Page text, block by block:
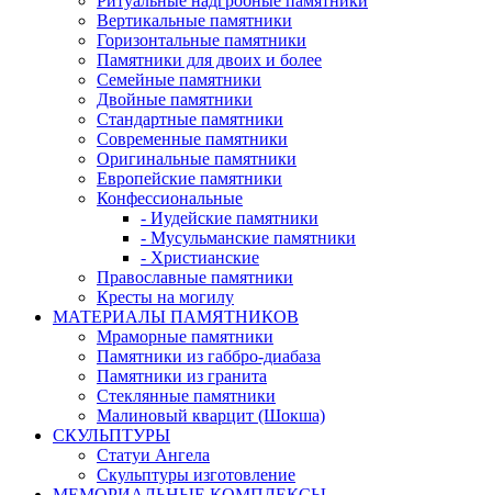
Вертикальные памятники
Горизонтальные памятники
Памятники для двоих и более
Семейные памятники
Двойные памятники
Стандартные памятники
Современные памятники
Оригинальные памятники
Европейские памятники
Конфессиональные
- Иудейские памятники
- Мусульманские памятники
- Христианские
Православные памятники
Кресты на могилу
МАТЕРИАЛЫ ПАМЯТНИКОВ
Мраморные памятники
Памятники из габбро-диабаза
Памятники из гранита
Стеклянные памятники
Малиновый кварцит (Шокша)
СКУЛЬПТУРЫ
Статуи Ангела
Скульптуры изготовление